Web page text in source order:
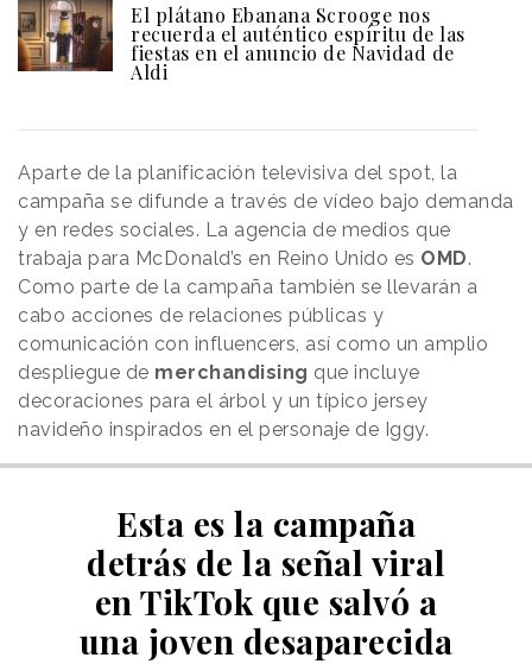
El plátano Ebanana Scrooge nos
recuerda el auténtico espíritu de las
fiestas en el anuncio de Navidad de
Aldi
Aparte de la planificación televisiva del spot, la
campaña se difunde a través de vídeo bajo demanda
y en redes sociales. La agencia de medios que
trabaja para McDonald’s en Reino Unido es OMD.
Como parte de la campaña también se llevarán a
cabo acciones de relaciones públicas y
comunicación con influencers, así como un amplio
despliegue de merchandising que incluye
decoraciones para el árbol y un típico jersey
navideño inspirados en el personaje de Iggy.
Esta es la campaña
detrás de la señal viral
en TikTok que salvó a
una joven desaparecida